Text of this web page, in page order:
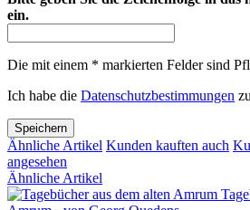
ein.
Die mit einem * markierten Felder sind
Ich habe die Datenschutzbestimmungen
Speichern
Ähnliche Artikel Kunden kauften auch
angesehen
Ähnliche Artikel